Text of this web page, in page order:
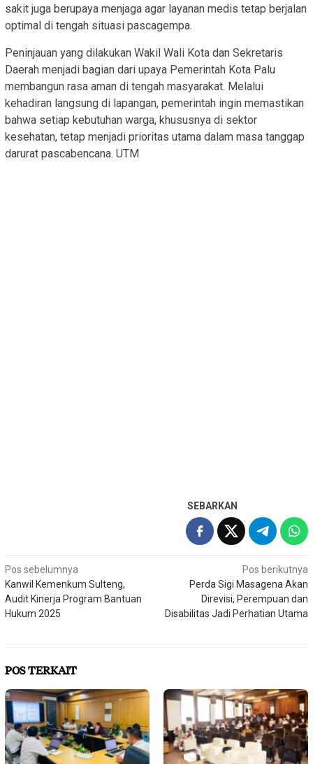
sakit juga berupaya menjaga agar layanan medis tetap berjalan
optimal di tengah situasi pascagempa.
Peninjauan yang dilakukan Wakil Wali Kota dan Sekretaris
Daerah menjadi bagian dari upaya Pemerintah Kota Palu
membangun rasa aman di tengah masyarakat. Melalui
kehadiran langsung di lapangan, pemerintah ingin memastikan
bahwa setiap kebutuhan warga, khususnya di sektor
kesehatan, tetap menjadi prioritas utama dalam masa tanggap
darurat pascabencana. UTM
SEBARKAN
Navigasi
pos
Pos sebelumnya
Kanwil Kemenkum Sulteng,
Audit Kinerja Program Bantuan
Hukum 2025
Pos berikutnya
Perda Sigi Masagena Akan
Direvisi, Perempuan dan
Disabilitas Jadi Perhatian Utama
POS TERKAIT